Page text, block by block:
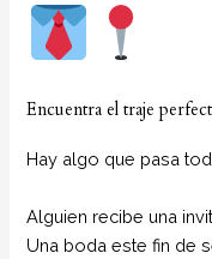
Encuentra el traje
Hay algo que pasa
Alguien recibe una
Una boda este fin de